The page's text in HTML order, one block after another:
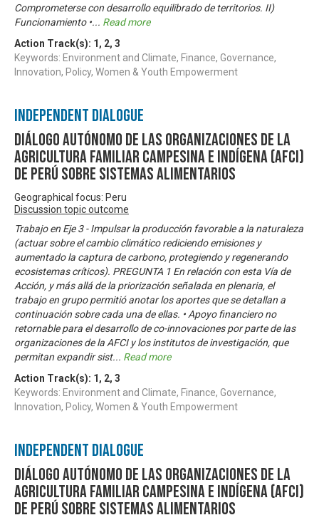
Comprometerse con desarrollo equilibrado de territorios. II)
Funcionamiento •... Read more
Action Track(s): 1 , 2, 3
Keywords: Environment and Climate, Finance, Governance,
Innovation, Policy, Women & Youth Empowerment
Independent Dialogue
Diálogo Autónomo de las Organizaciones de la
Agricultura Familiar Campesina e Indígena (AFCI)
de Perú sobre Sistemas Alimentarios
Geographical focus: Peru
Discussion topic outcome
Trabajo en Eje 3 - Impulsar la producción favorable a la naturaleza
(actuar sobre el cambio climático rediciendo emisiones y
aumentado la captura de carbono, protegiendo y regenerando
ecosistemas críticos). PREGUNTA 1 En relación con esta Vía de
Acción, y más allá de la priorización señalada en plenaria, el
trabajo en grupo permitió anotar los aportes que se detallan a
continuación sobre cada una de ellas. • Apoyo financiero no
retornable para el desarrollo de co-innovaciones por parte de las
organizaciones de la AFCI y los institutos de investigación, que
permitan expandir sist... Read more
Action Track(s): 1 , 2, 3
Keywords: Environment and Climate, Finance, Governance,
Innovation, Policy, Women & Youth Empowerment
Independent Dialogue
Diálogo Autónomo de las Organizaciones de la
Agricultura Familiar Campesina e Indígena (AFCI)
de Perú sobre Sistemas Alimentarios